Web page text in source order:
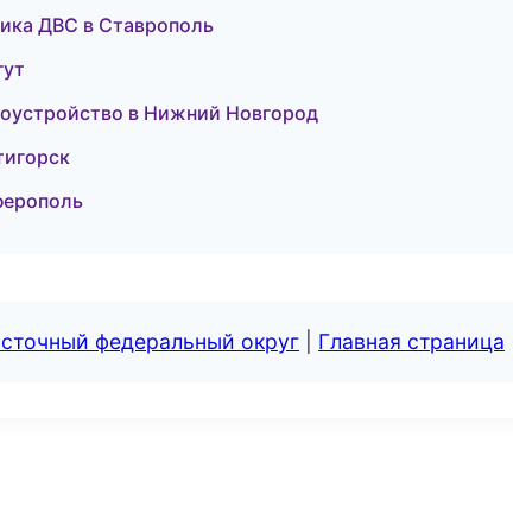
ДВС в Ставрополь
в Нижний Новгород
федеральный округ Главная страница